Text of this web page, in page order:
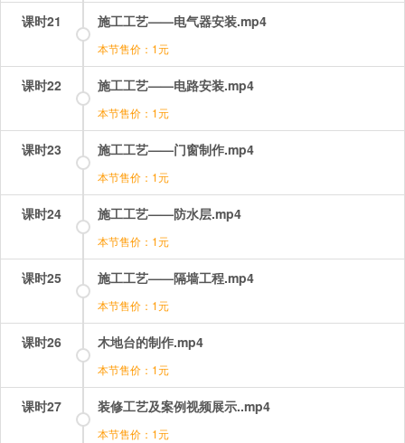
课时21 施工工艺——电气器安装.mp4
本节售价：1元
课时22 施工工艺——电路安装.mp4
本节售价：1元
课时23 施工工艺——门窗制作.mp4
本节售价：1元
课时24 施工工艺——防水层.mp4
本节售价：1元
课时25 施工工艺——隔墙工程.mp4
本节售价：1元
课时26 木地台的制作.mp4
本节售价：1元
课时27 装修工艺及案例视频展示..mp4
本节售价：1元